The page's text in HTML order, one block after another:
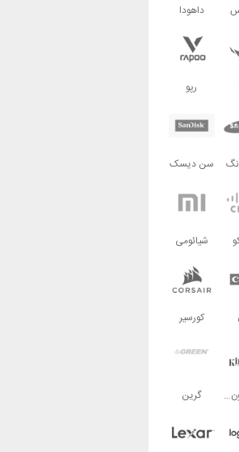
داهودا
رپو
سن دیسک
شیائومی
کورسیر
کینگستون تکنولوژی گرین